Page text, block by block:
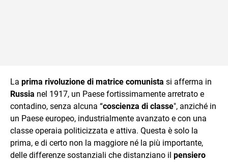
La prima rivoluzione di matrice comunista si afferma in
Russia nel 1917, un Paese fortissimamente arretrato e
contadino, senza alcuna “coscienza di classe", anziché in
un Paese europeo, industrialmente avanzato e con una
classe operaia politicizzata e attiva. Questa è solo la
prima, e di certo non la maggiore né la più importante,
delle differenze sostanziali che distanziano il pensiero